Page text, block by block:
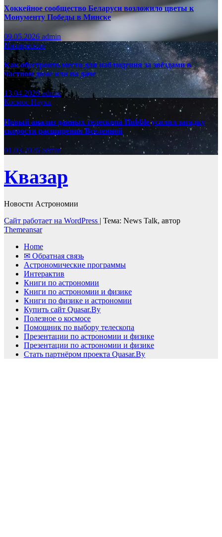
Хоккейное сообщество Беларуси возложило цветы к
Монументу Победы в Минске
09.05.2026 admin
Интиресное
Как обустроить место для наблюдения за звёздами в
частном доме или на даче
13.04.2026admin
Космос Наука
Новый анализ данных телескопа Hubble усилил загадку
скорости расширения Вселенной
01.03.2026admin
Квазар
Новости Астрономии
Сайт работает на WordPress | Тема: News Talk, автор
Themeansar
Home
✉ Обратная связь
Астрономические программы
Интерактив
Книги по астрономии
Книги по астрономии и физике
Книги по физике и астрономии
Купить сайт Quasar.By
Полезное о космосе
Помощник по выбору телескопа
Презентации по астрономии и физике
Презентации по астрономии и физике
Стать партнёром проекта Quasar.By